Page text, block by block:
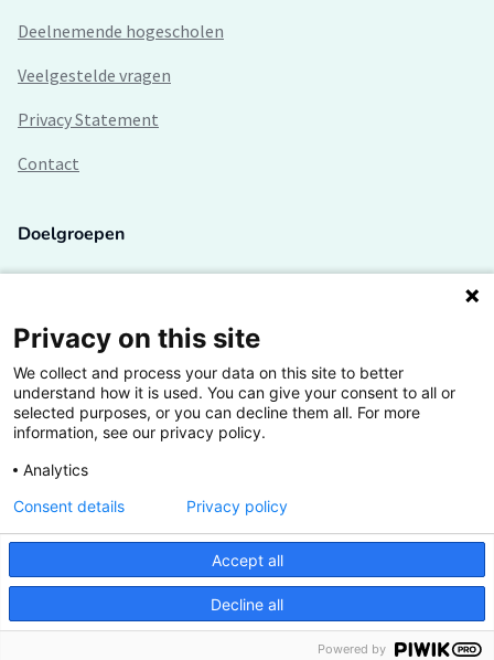
Deelnemende hogescholen
Veelgestelde vragen
Privacy Statement
Contact
Doelgroepen
Lectoren en onderzoekers
Bedrijven
Hogescholen
De grootste kennisbank van het HBO
Inspiratie op jouw vakgebied
Vrij toegankelijk
Privacy on this site
We collect and process your data on this site to better
understand how it is used. You can give your consent to all or
selected purposes, or you can decline them all. For more
information, see our privacy policy.
Analytics
Accept all
Decline all
Consent details Privacy policy
Powered by